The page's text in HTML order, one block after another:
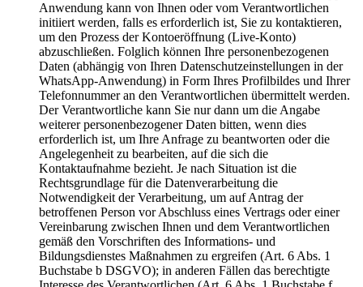
Anwendung kann von Ihnen oder vom Verantwortlichen
initiiert werden, falls es erforderlich ist, Sie zu kontaktieren,
um den Prozess der Kontoeröffnung (Live-Konto)
abzuschließen. Folglich können Ihre personenbezogenen
Daten (abhängig von Ihren Datenschutzeinstellungen in der
WhatsApp-Anwendung) in Form Ihres Profilbildes und Ihrer
Telefonnummer an den Verantwortlichen übermittelt werden.
Der Verantwortliche kann Sie nur dann um die Angabe
weiterer personenbezogener Daten bitten, wenn dies
erforderlich ist, um Ihre Anfrage zu beantworten oder die
Angelegenheit zu bearbeiten, auf die sich die
Kontaktaufnahme bezieht. Je nach Situation ist die
Rechtsgrundlage für die Datenverarbeitung die
Notwendigkeit der Verarbeitung, um auf Antrag der
betroffenen Person vor Abschluss eines Vertrags oder einer
Vereinbarung zwischen Ihnen und dem Verantwortlichen
gemäß den Vorschriften des Informations- und
Bildungsdienstes Maßnahmen zu ergreifen (Art. 6 Abs. 1
Buchstabe b DSGVO); in anderen Fällen das berechtigte